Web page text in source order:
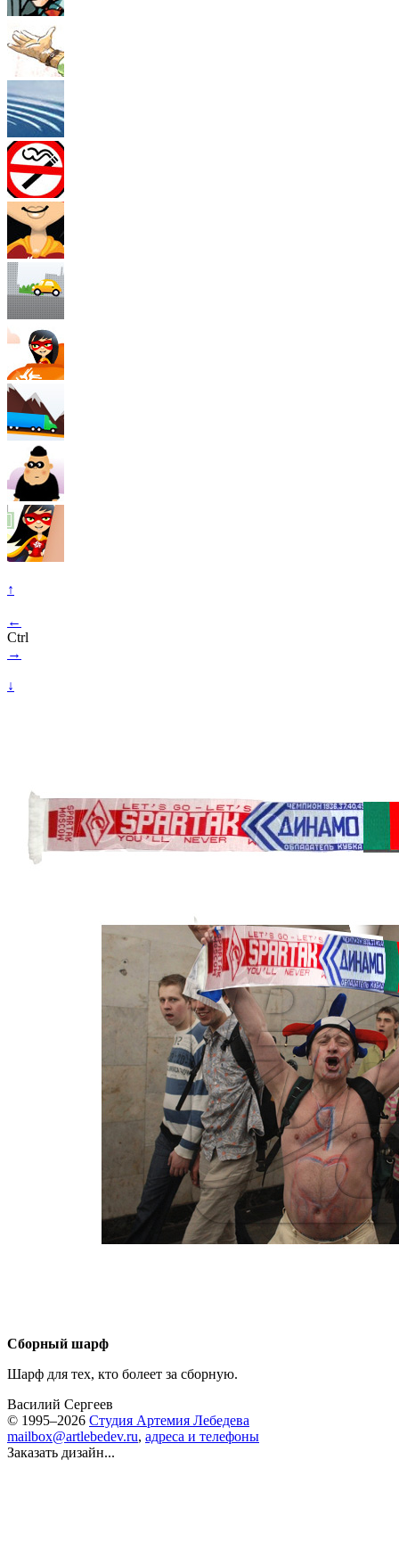
↑
←
Ctrl
→
↓
Сборный шарф
Шарф для тех, кто болеет за сборную.
Василий Сергеев
© 1995–2026 Студия Артемия Лебедева
mailbox@artlebedev.ru, адреса и телефоны
Заказать дизайн...